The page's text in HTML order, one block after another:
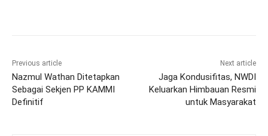
Previous article
Nazmul Wathan Ditetapkan
Sebagai Sekjen PP KAMMI
Definitif
Next article
Jaga Kondusifitas, NWDI
Keluarkan Himbauan Resmi
untuk Masyarakat